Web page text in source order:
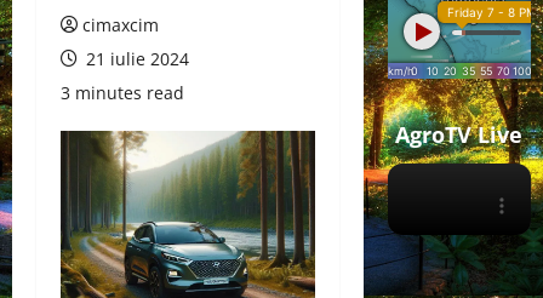
cimaxcim
21 iulie 2024
3 minutes read
AgroTV Live